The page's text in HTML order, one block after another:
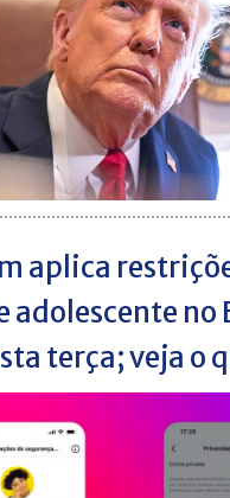
aplica
adolescente no
terça; veja o